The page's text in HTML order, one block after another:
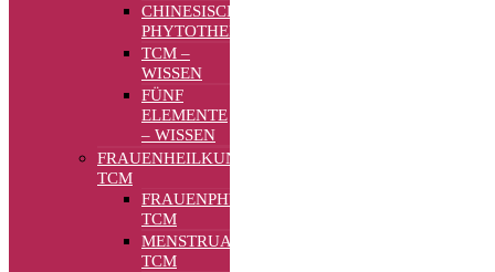
CHINESISCHE
PHYTOTHERAPIE
TCM –
WISSEN
FÜNF
ELEMENTE
– WISSEN
FRAUENHEILKUNDE
TCM
FRAUENPHYSIOLOGIE
TCM
MENSTRUATION
TCM